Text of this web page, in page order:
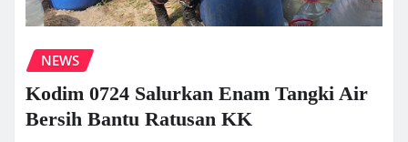
NEWS
Kodim 0724 Salurkan Enam Tangki Air
Bersih Bantu Ratusan KK